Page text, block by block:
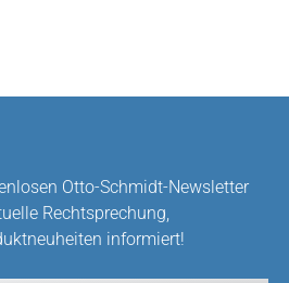
Otto-Schmidt-Newsletter
Rechtsprechung,
informiert!